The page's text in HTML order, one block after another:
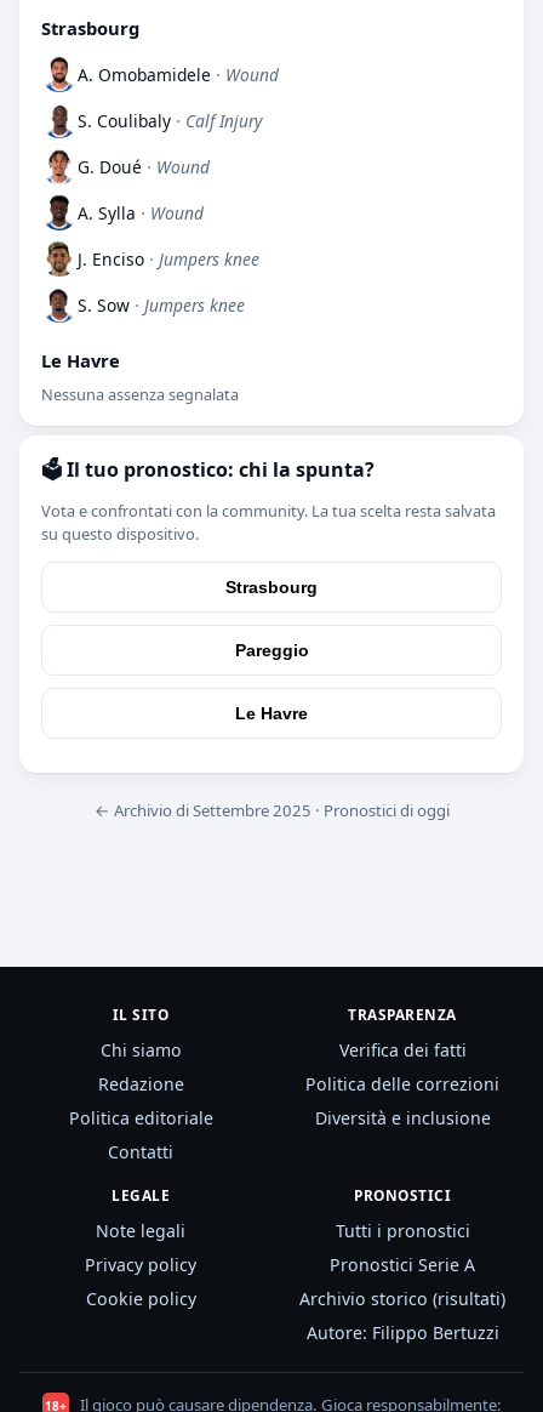
Strasbourg
A. Omobamidele · Wound
S. Coulibaly · Calf Injury
G. Doué · Wound
A. Sylla · Wound
J. Enciso · Jumpers knee
S. Sow · Jumpers knee
Le Havre
Nessuna assenza segnalata
🗳️ Il tuo pronostico: chi la spunta?
Vota e confrontati con la community. La tua scelta resta salvata
su questo dispositivo.
Strasbourg
Pareggio
Le Havre
← Archivio di Settembre 2025 · Pronostici di oggi
IL SITO
Chi siamo
Redazione
Politica editoriale
Contatti
TRASPARENZA
Verifica dei fatti
Politica delle correzioni
Diversità e inclusione
LEGALE
Note legali
Privacy policy
Cookie policy
PRONOSTICI
Tutti i pronostici
Pronostici Serie A
Archivio storico (risultati)
Autore: Filippo Bertuzzi
18+ Il gioco può causare dipendenza. Gioca responsabilmente: